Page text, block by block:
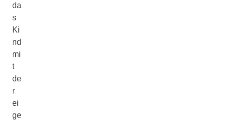
da
s
Ki
nd
mi
t
de
r
ei
ge